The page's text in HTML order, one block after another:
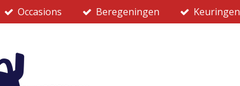
Occasions Beregeningen Keuringen